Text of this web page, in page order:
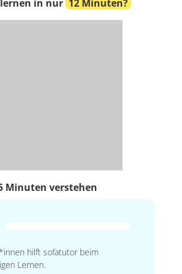
in nur 12 Minuten?
Minuten verstehen
hilft sofatutor beim
Lernen.